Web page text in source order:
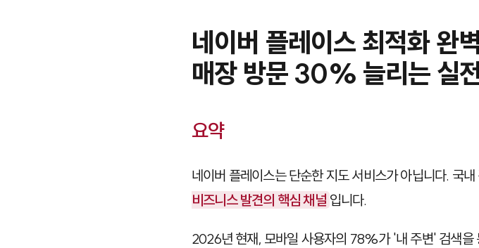
네이버 플레이스 최적화 완
매장 방문 30% 늘리는 실
요약
네이버 플레이스는 단순한 지도 서비스가 아닙니다. 국
비즈니스 발견의 핵심 채널 입니다.
2026년 현재, 모바일 사용자의 78%가 '내 주변' 검색을